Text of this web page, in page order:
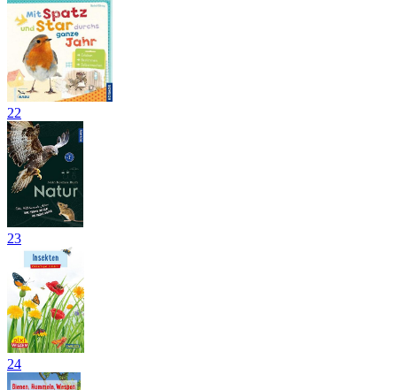
22
23
24